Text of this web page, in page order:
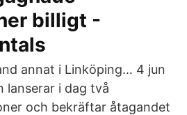
billigt -
annat i Linköping… 4 jun
lanserar i dag två
och bekräftar åtagandet